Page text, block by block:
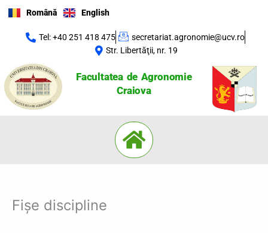
content
Română English
Tel: +40 251 418 475
secretariat.agronomie@ucv.ro
Str. Libertăţii, nr. 19
Facultatea de Agronomie
Craiova
Menu
Fișe discipline